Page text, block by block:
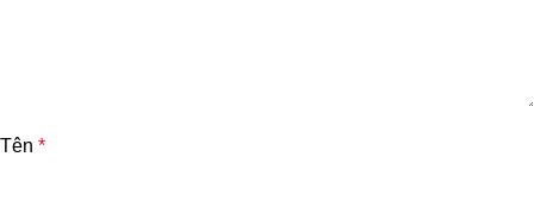
Tên *